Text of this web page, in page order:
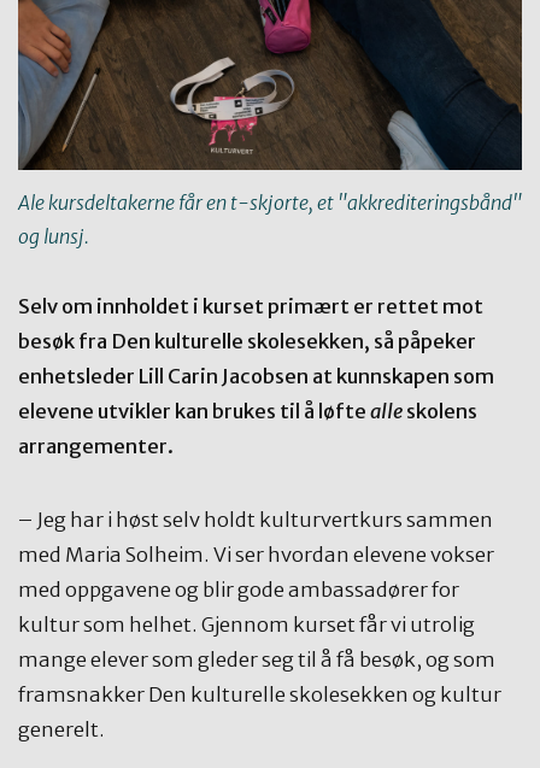
Ale kursdeltakerne får en t-skjorte, et "akkrediteringsbånd"
og lunsj.
Selv om innholdet i kurset primært er rettet mot
besøk fra Den kulturelle skolesekken, så påpeker
enhetsleder Lill Carin Jacobsen at kunnskapen som
elevene utvikler kan brukes til å løftealleskolens
arrangementer.
– Jeg har i høst selv holdt kulturvertkurs sammen
med Maria Solheim. Vi ser hvordan elevene vokser
med oppgavene og blir gode ambassadører for
kultur som helhet. Gjennom kurset får vi utrolig
mange elever som gleder seg til å få besøk, og som
framsnakker Den kulturelle skolesekken og kultur
generelt.